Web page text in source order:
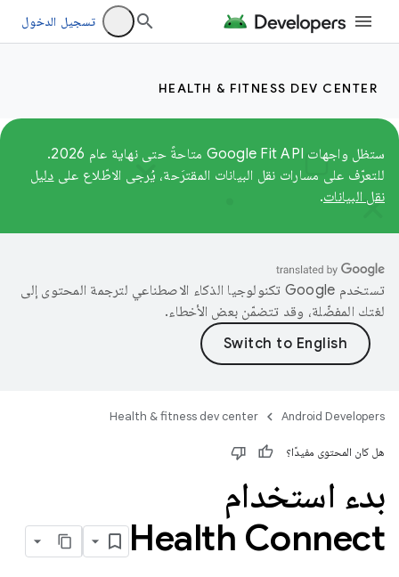
تسجيل الدخول
HEALTH & FITNESS DEV CENTER
ستظل واجهات Google Fit API متاحةً حتى نهاية عام 2026.
للتعرّف على مسارات نقل البيانات المقترَحة، يُرجى الاطّلاع على دليل
نقل البيانات.
تستخدم Google تكنولوجيا الذكاء الاصطناعي لترجمة المحتوى إلى
لغتك المفضّلة، وقد تتضمّن بعض الأخطاء.
Android Developers
Health & fitness dev center
هل كان المحتوى مفيدًا؟
بدء استخدام
Health Connect